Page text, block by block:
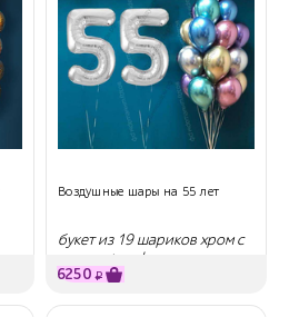
Воздушные шары на 55 лет
букет из 19 шариков хром с
гелием + цифры
6250 ₽